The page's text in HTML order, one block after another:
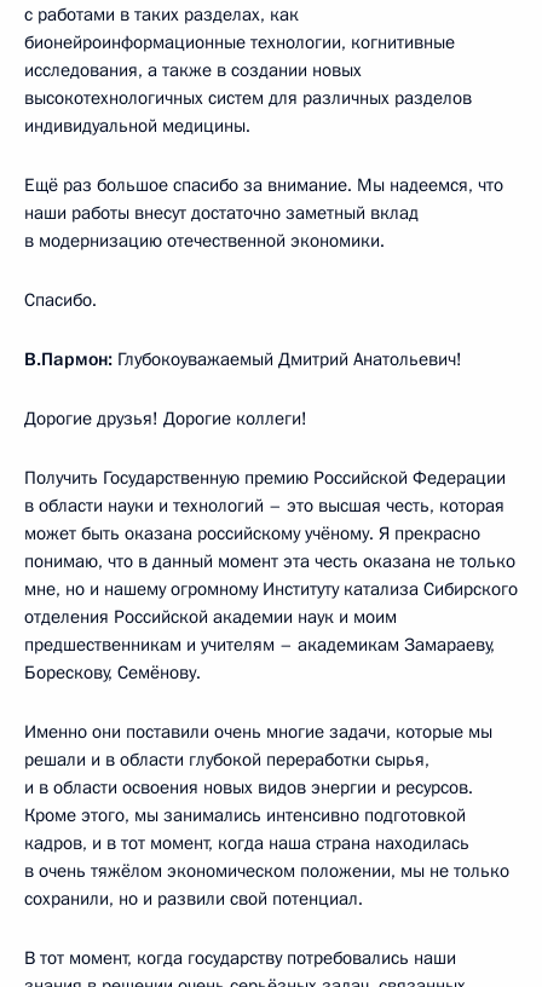
с работами в таких разделах, как
бионейроинформационные технологии, когнитивные
исследования, а также в создании новых
высокотехнологичных систем для различных разделов
индивидуальной медицины.
Ещё раз большое спасибо за внимание. Мы надеемся, что
наши работы внесут достаточно заметный вклад
в модернизацию отечественной экономики.
Спасибо.
В.Пармон: Глубокоуважаемый Дмитрий Анатольевич!
Дорогие друзья! Дорогие коллеги!
Получить Государственную премию Российской Федерации
в области науки и технологий – это высшая честь, которая
может быть оказана российскому учёному. Я прекрасно
понимаю, что в данный момент эта честь оказана не только
мне, но и нашему огромному Институту катализа Сибирского
отделения Российской академии наук и моим
предшественникам и учителям – академикам Замараеву,
Борескову, Семёнову.
Именно они поставили очень многие задачи, которые мы
решали и в области глубокой переработки сырья,
и в области освоения новых видов энергии и ресурсов.
Кроме этого, мы занимались интенсивно подготовкой
кадров, и в тот момент, когда наша страна находилась
в очень тяжёлом экономическом положении, мы не только
сохранили, но и развили свой потенциал.
В тот момент, когда государству потребовались наши